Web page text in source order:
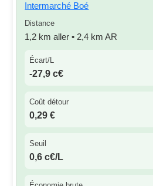
Intermarché Boé
Distance
1,2 km aller • 2,4 km AR
Écart/L
-27,9 c€
Coût détour
0,29 €
Seuil
0,6 c€/L